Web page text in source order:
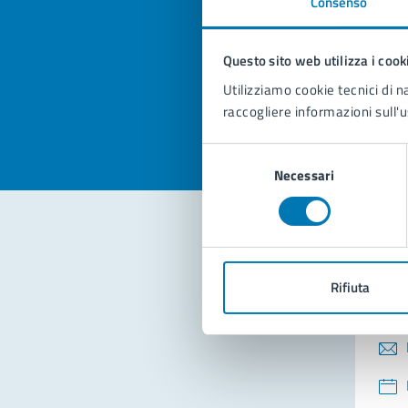
Questo sito web utilizza i
Utilizziamo cookie tecnici di
raccogliere informazioni
consenso
Necessari
Rifiuta